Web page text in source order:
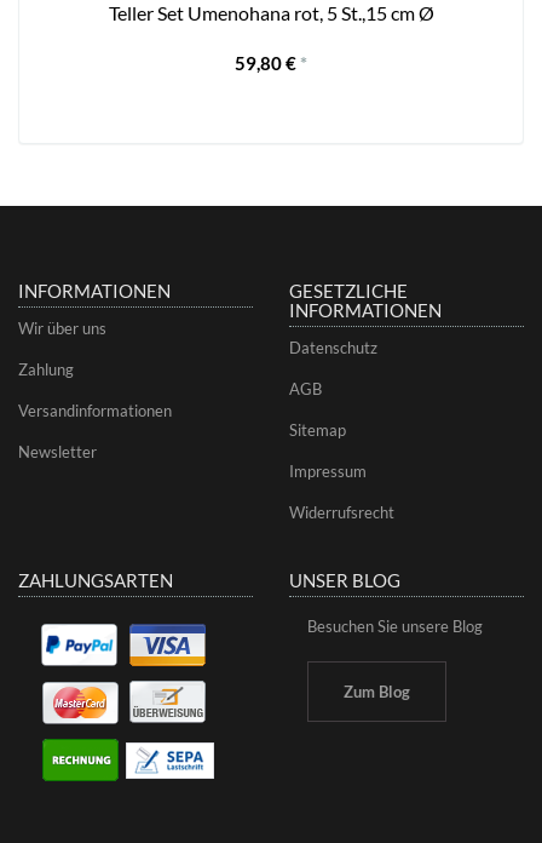
Teller Set Umenohana rot, 5 St.,15 cm Ø
59,80 € *
INFORMATIONEN
Wir über uns
Zahlung
Versandinformationen
Newsletter
GESETZLICHE
INFORMATIONEN
Datenschutz
AGB
Sitemap
Impressum
Widerrufsrecht
ZAHLUNGSARTEN UNSER BLOG
Besuchen Sie unsere Blog
Zum Blog